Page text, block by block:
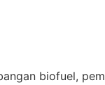
biofuel,